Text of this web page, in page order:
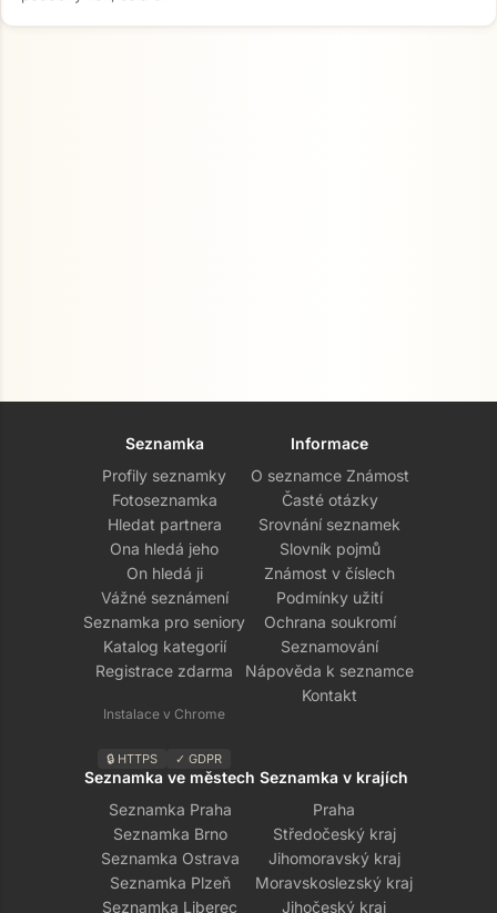
Seznamka
Profily seznamky
Fotoseznamka
Hledat partnera
Ona hledá jeho
On hledá ji
Vážné seznámení
Seznamka pro seniory
Katalog kategorií
Registrace zdarma
Instalace v Chrome
🔒 HTTPS ✓ GDPR
Informace
O seznamce Známost
Časté otázky
Srovnání seznamek
Slovník pojmů
Známost v číslech
Podmínky užití
Ochrana soukromí
Seznamování
Nápověda k seznamce
Kontakt
Seznamka ve městech
Seznamka Praha
Seznamka Brno
Seznamka Ostrava
Seznamka Plzeň
Seznamka Liberec
Seznamka v krajích
Praha
Středočeský kraj
Jihomoravský kraj
Moravskoslezský kraj
Jihočeský kraj